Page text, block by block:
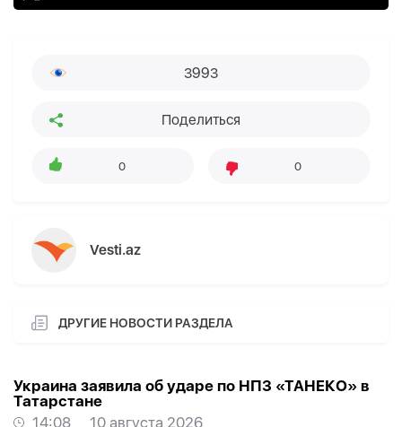
3993
Поделиться
0 0
Vesti.az
ДРУГИЕ НОВОСТИ РАЗДЕЛА
Украина заявила об ударе по НПЗ «ТАНЕКО» в
Татарстане
14:08
10 августа 2026